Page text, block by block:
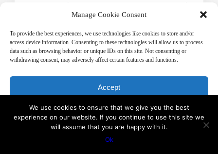
Manage Cookie Consent
To provide the best experiences, we use technologies like cookies to store and/or
access device information. Consenting to these technologies will allow us to process
data such as browsing behavior or unique IDs on this site. Not consenting or
withdrawing consent, may adversely affect certain features and functions.
Accept
Deny
View preferences
чтобы вы всегда чувствовали себя
вдохновленными и
мотивированными.
Вот как
We use cookies to ensure that we give you the best
experience on our website. If you continue to use this site we
will assume that you are happy with it.
Ok